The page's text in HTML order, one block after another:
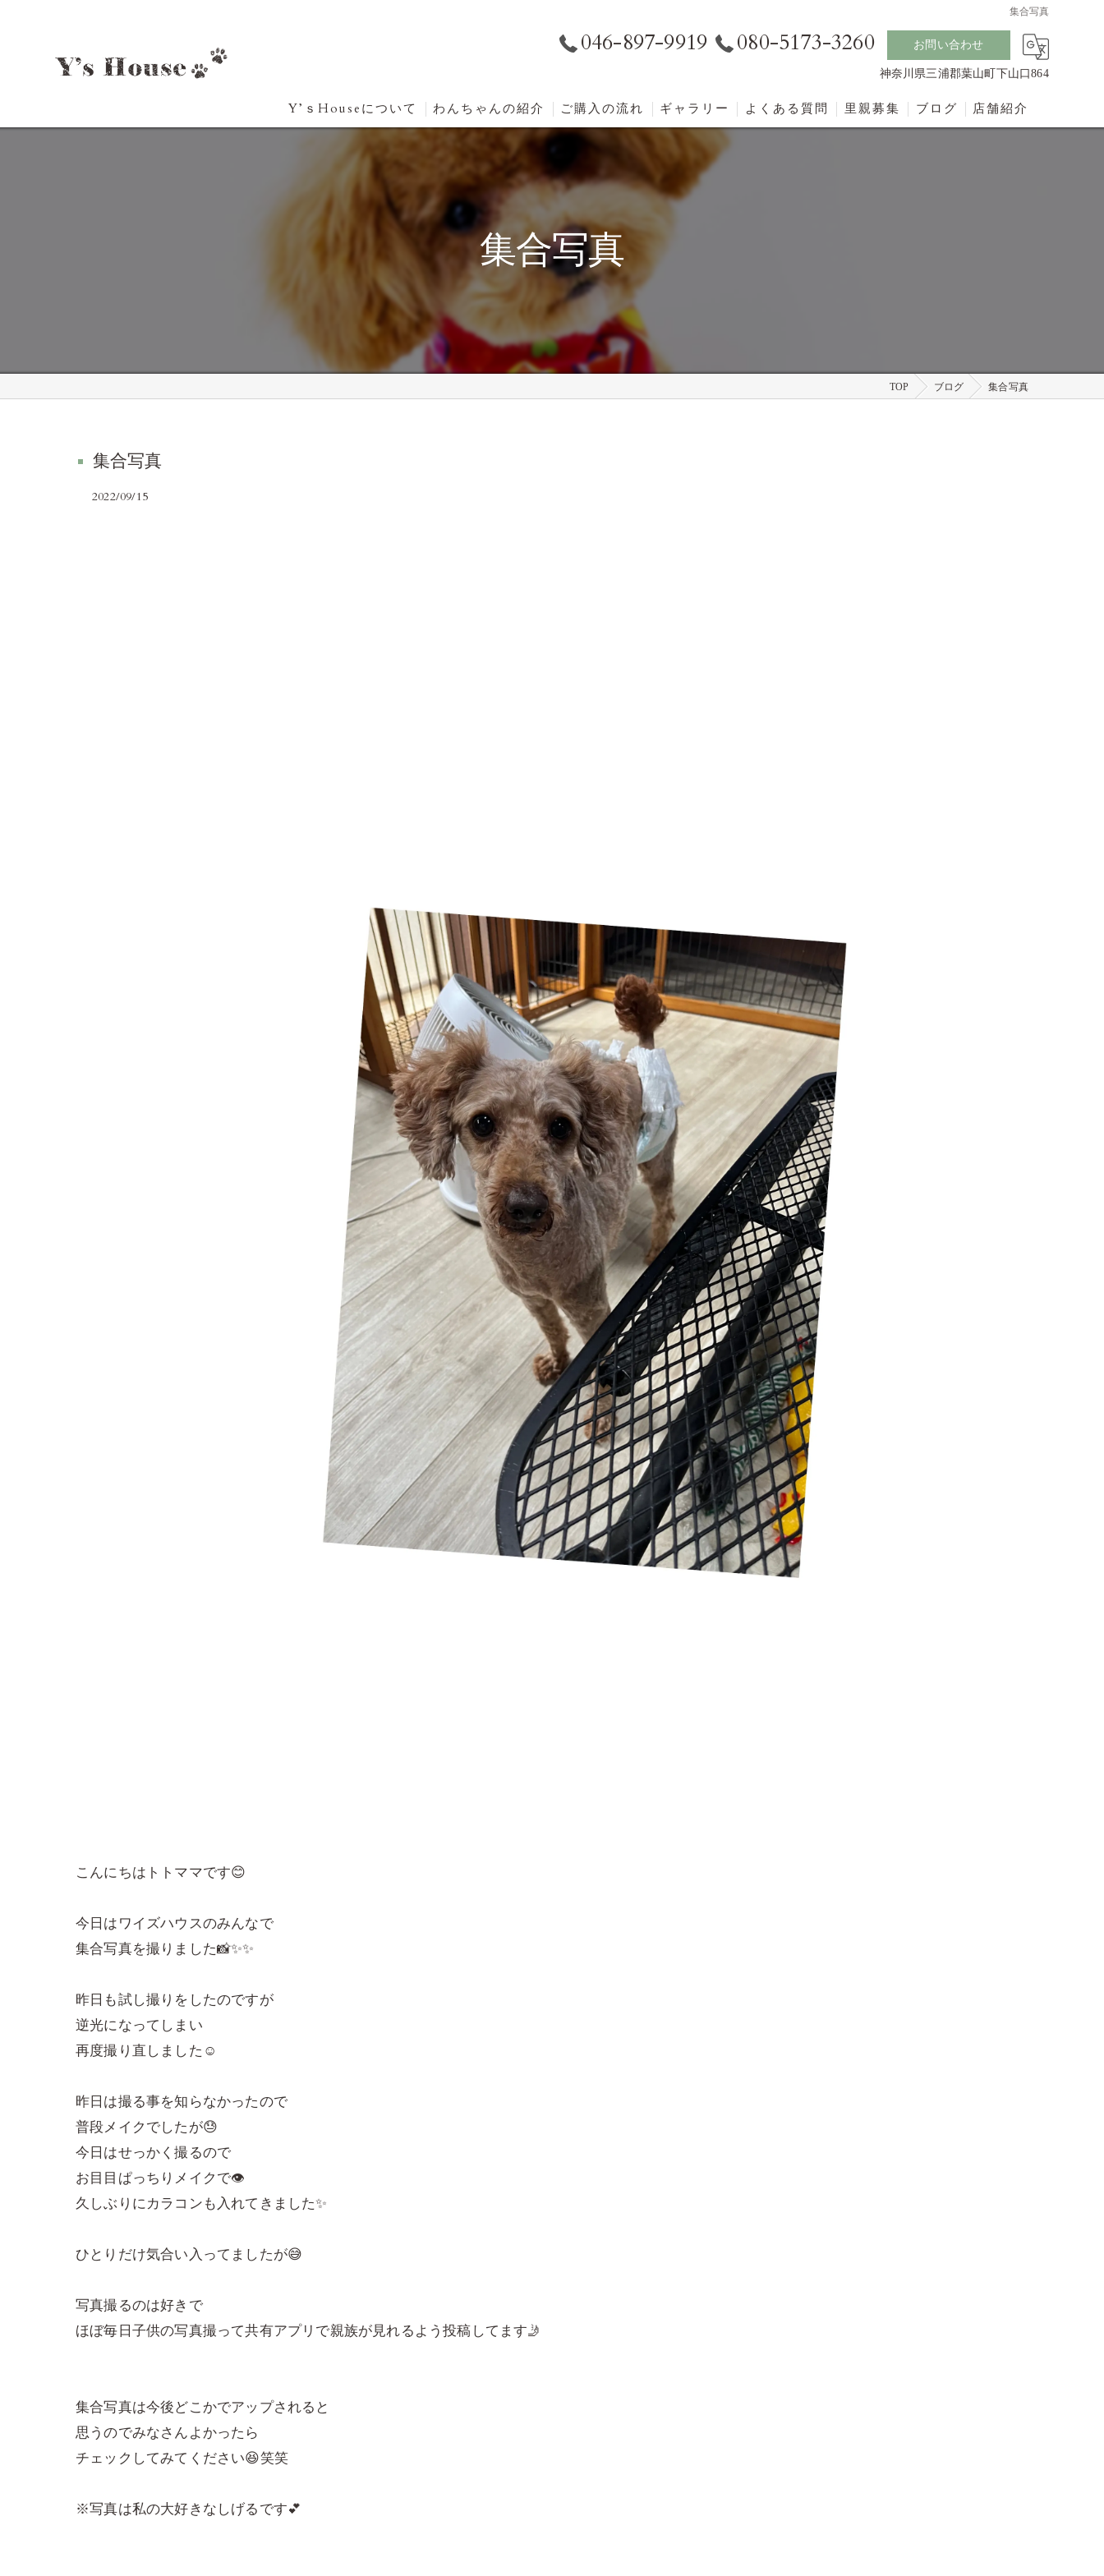
集合写真
046-897-9919 080-5173-3260 お問い合わせ
神奈川県三浦郡葉山町下山口864
Y’ｓHouseについて わんちゃんの紹介 ご購入の流れ ギャラリー よくある質問 里親募集 ブログ 店舗紹介
集合写真
TOP ブログ 集合写真
集合写真
2022/09/15
こんにちはトトママです😊
今日はワイズハウスのみんなで
集合写真を撮りました📸✨✨
昨日も試し撮りをしたのですが
逆光になってしまい
再度撮り直しました☺️
昨日は撮る事を知らなかったので
普段メイクでしたが😓
今日はせっかく撮るので
お目目ぱっちりメイクで👁
久しぶりにカラコンも入れてきました✨
ひとりだけ気合い入ってましたが😅
写真撮るのは好きで
ほぼ毎日子供の写真撮って共有アプリで親族が見れるよう投稿してます🤳
集合写真は今後どこかでアップされると
思うのでみなさんよかったら
チェックしてみてください😆笑笑
※写真は私の大好きなしげるです💕